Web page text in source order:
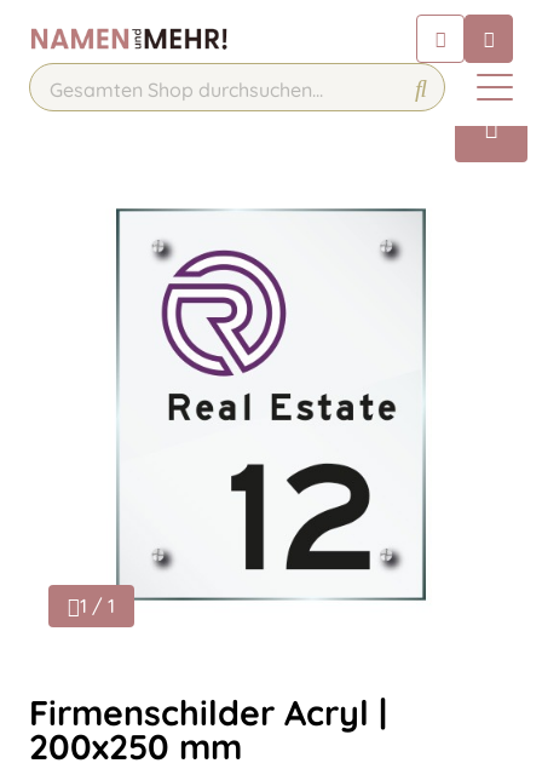
Chatten Sie 24/7 mit unserem
hilfreichen Chatbot
Kontakt
1 / 1
Firmenschilder Acryl |
200x250 mm